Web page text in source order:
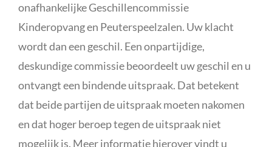
onafhankelijke Geschillencommissie
Kinderopvang en Peuterspeelzalen. Uw klacht
wordt dan een geschil. Een onpartijdige,
deskundige commissie beoordeelt uw geschil en u
ontvangt een bindende uitspraak. Dat betekent
dat beide partijen de uitspraak moeten nakomen
en dat hoger beroep tegen de uitspraak niet
mogelijk is. Meer informatie hierover vindt u